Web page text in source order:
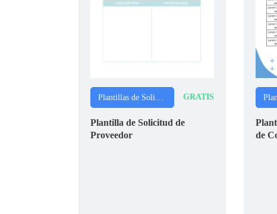
GRATIS
Plantilla de Solicitud de
Proveedor
de